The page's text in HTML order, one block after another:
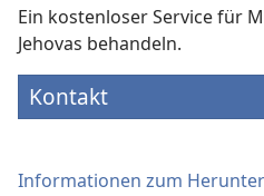
Ein kostenloser Service für
Jehovas behandeln.
Kontakt
Informationen zum